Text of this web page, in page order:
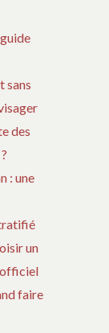
sans
des
: une
un
faire